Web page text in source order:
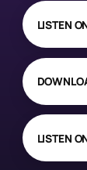
LISTEN
LISTEN